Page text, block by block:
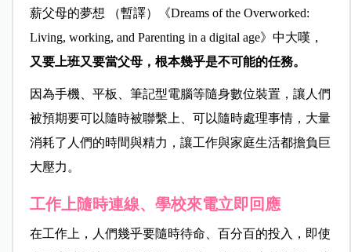
薪父母的夢想 （暫譯）《Dreams of the Overworked:
Living, working, and Parenting in a digital age》中大嘆，
又要上班又要當父母，根本幾乎是不可能的任務。
因為手機、平板、筆記型電腦等隨身數位裝置，讓人們
被預期要可以隨時被聯繫上、可以隨時處理事情，大量
消耗了人們的時間與精力，讓工作與家庭生活都擔負巨
大壓力。
工作上隨時連線、學校來電立即回應
在工作上，人們幾乎要隨時待命、百分百的投入，即使